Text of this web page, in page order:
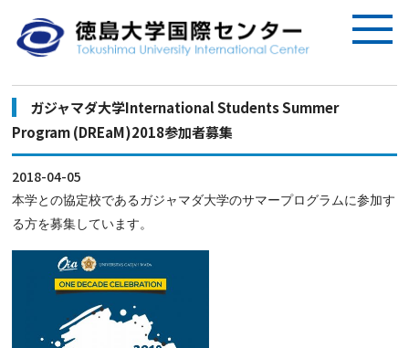
ガジャマダ大学International Students Summer
Program (DREaM)2018参加者募集
2018-04-05
本学との協定校であるガジャマダ大学のサマープログラムに参加す
る方を募集しています。